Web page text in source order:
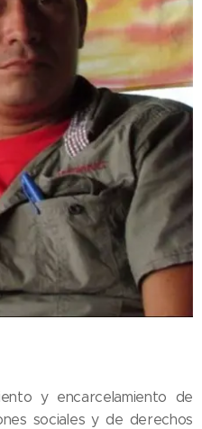
y encarcelamiento de
sociales y de derechos